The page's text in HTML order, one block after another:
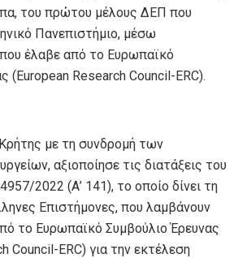
του πρώτου μέλους ΔΕΠ που
Πανεπιστήμιο, μέσω
έλαβε από το Ευρωπαϊκό
(European Research Council-ERC).
με τη συνδρομή των
αξιοποίησε τις διατάξεις του
2022 (Α’ 141), το οποίο δίνει τη
Επιστήμονες, που λαμβάνουν
το Ευρωπαϊκό Συμβούλιο Έρευνας
Council-ERC) για την εκτέλεση